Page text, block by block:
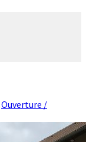
Ouverture /